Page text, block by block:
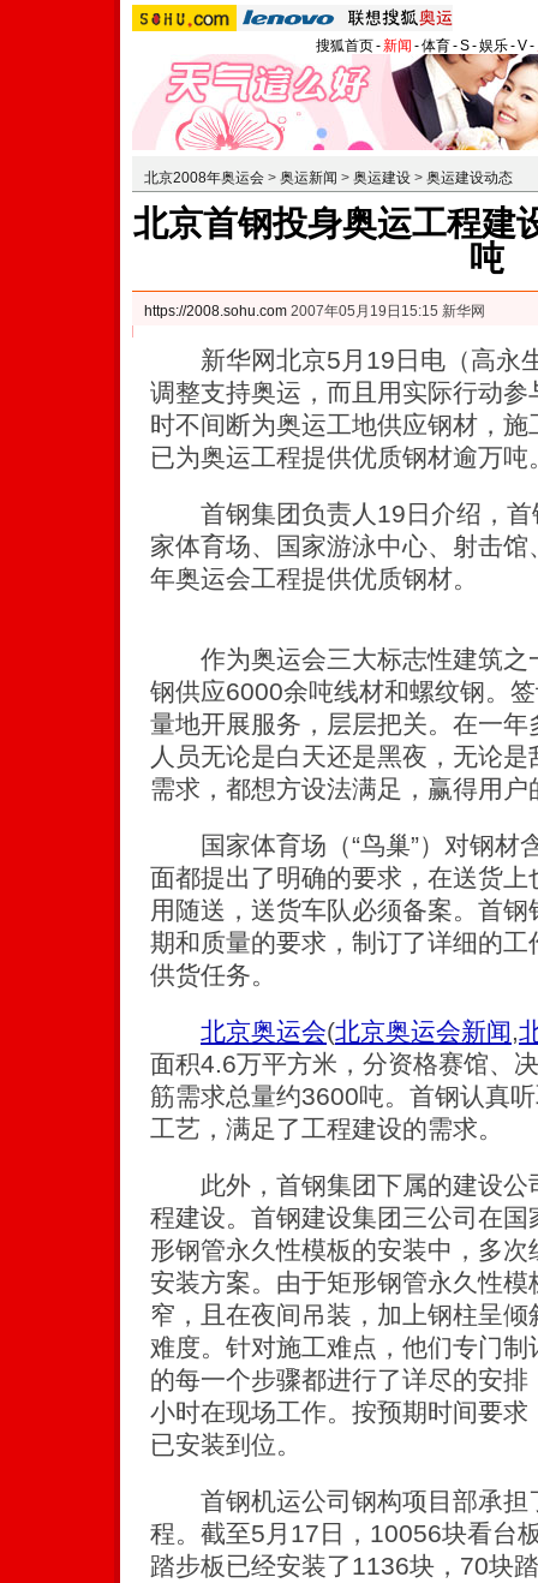
搜狐首页-新闻 -体育-S-娱乐-V-
北京2008年奥运会 > 奥运新闻 > 奥运建设 > 奥运建设动态
北京首钢投身奥运工程建
吨
https://2008.sohu.com 2007年05月19日15:15 新华网
新华网北京5月19日电（高永
调整支持奥运，而且用实际行动
时不间断为奥运工地供应钢材，
已为奥运工程提供优质钢材逾万吨
首钢集团负责人19日介绍，首
家体育场、国家游泳中心、射击
年奥运会工程提供优质钢材。
作为奥运会三大标志性建筑之
钢供应6000余吨线材和螺纹钢。
量地开展服务，层层把关。在一
人员无论是白天还是黑夜，无论
需求，都想方设法满足，赢得用户
国家体育场（“鸟巢”）对钢材
面都提出了明确的要求，在送货
用随送，送货车队必须备案。首
期和质量的要求，制订了详细的
供货任务。
北京奥运会(北京奥运会新闻,
面积4.6万平方米，分资格赛馆、
筋需求总量约3600吨。首钢认真
工艺，满足了工程建设的需求。
此外，首钢集团下属的建设公
程建设。首钢建设集团三公司在
形钢管永久性模板的安装中，多
安装方案。由于矩形钢管永久性
窄，且在夜间吊装，加上钢柱呈
难度。针对施工难点，他们专门
的每一个步骤都进行了详尽的安
小时在现场工作。按预期时间要
已安装到位。
首钢机运公司钢构项目部承担
程。截至5月17日，10056块看台
踏步板已经安装了1136块，70块